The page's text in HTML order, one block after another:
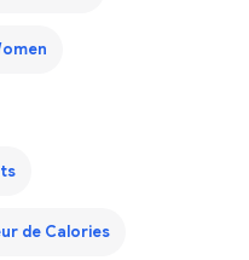
de Calories